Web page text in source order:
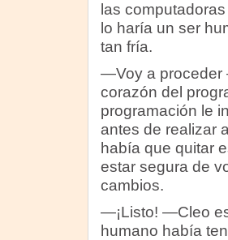
las
lo haría un ser
tan fría.
—Voy a proceder
corazón del
programación le
antes de realizar
había que quitar
estar segura de
cambios.
—¡Listo! —Cleo
humano había